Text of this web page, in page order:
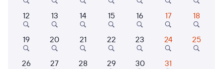
от 5 ⁠437 ⁠₽ 6 ⁠179 ⁠₽
Выберите дату
Самый быстрый
253Я Проходящий
12 13 14 15 16 17 18
19 20 21 22 23 24 25
26 27 28 29 30 31